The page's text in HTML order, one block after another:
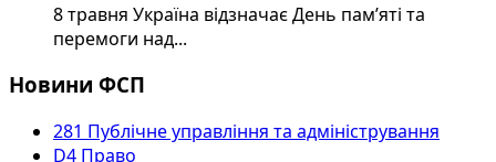
8 травня Україна відзначає День пам’яті та
перемоги над...
Новини ФСП
281 Публічне управління та адміністрування
D4 Право